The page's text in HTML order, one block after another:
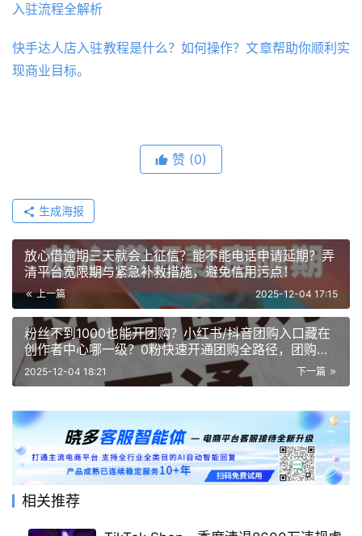
入驻流程全解析
快手达人店入驻教程是什么？如何操作？文章帮助你顺利实
现商业目标。
赞 (0)
生成海报
放心借逾期三天就会上征信？能不能电话申请延期？弄
清平台宽限期与紧急补救措施，避免信用污点！
上一篇 2025-12-04 17:15
粉丝不到1000也能开团购？小红书/抖音团购入口藏在
创作者中心哪一级？0粉快速开通团购全路径，团购入
口精准定位，附低粉暴利变现3大策略
下一篇
2025-12-04 18:21
相关推荐